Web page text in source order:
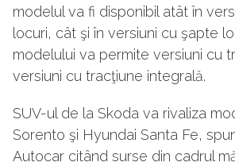
modelul va fi disponibil atât în
locuri, cât şi în versiuni cu şapte
modelului va permite versiuni cu
versiuni cu tracţiune integrală.
SUV-ul de la Skoda va rivaliza
Sorento şi Hyundai Santa Fe,
Autocar citând surse din cadrul